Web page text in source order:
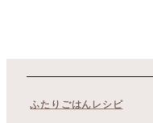
ふたりごはんレシピ